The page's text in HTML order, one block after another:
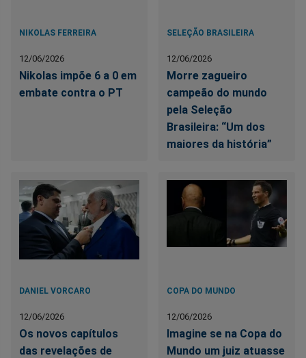
NIKOLAS FERREIRA
12/06/2026
Nikolas impõe 6 a 0 em
embate contra o PT
SELEÇÃO BRASILEIRA
12/06/2026
Morre zagueiro
campeão do mundo
pela Seleção
Brasileira: “Um dos
maiores da história”
DANIEL VORCARO
12/06/2026
Os novos capítulos
das revelações de
COPA DO MUNDO
12/06/2026
Imagine se na Copa do
Mundo um juiz atuasse